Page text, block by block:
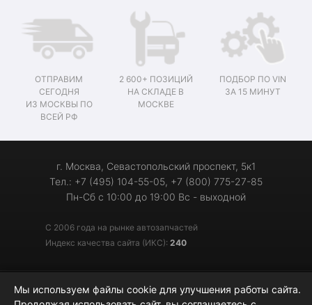
ОТПРАВИМ
СЕГОДНЯ
ИЗ МОСКВЫ ПО
ВСЕЙ РФ
2 600+ ПОЗИЦИЙ
НА СКЛАДЕ В
МОСКВЕ
ПОДБОР ПО VIN
ЗА 15 МИНУТ
г. Москва, Севастопольский проспект, 5к1
Тел.: +7 (495) 104-55-05, +7 (800) 775-27-85
Пн-Сб с 10:00 до 19:00 Вс - выходной
С 2006 года на рынке автозапчастей
Индекс качества сайта (ИКС): 240
© 2006-2026 «Мотор-Джи» - запчасти для иномарок
Мы используем файлы cookie для улучшения работы сайта.